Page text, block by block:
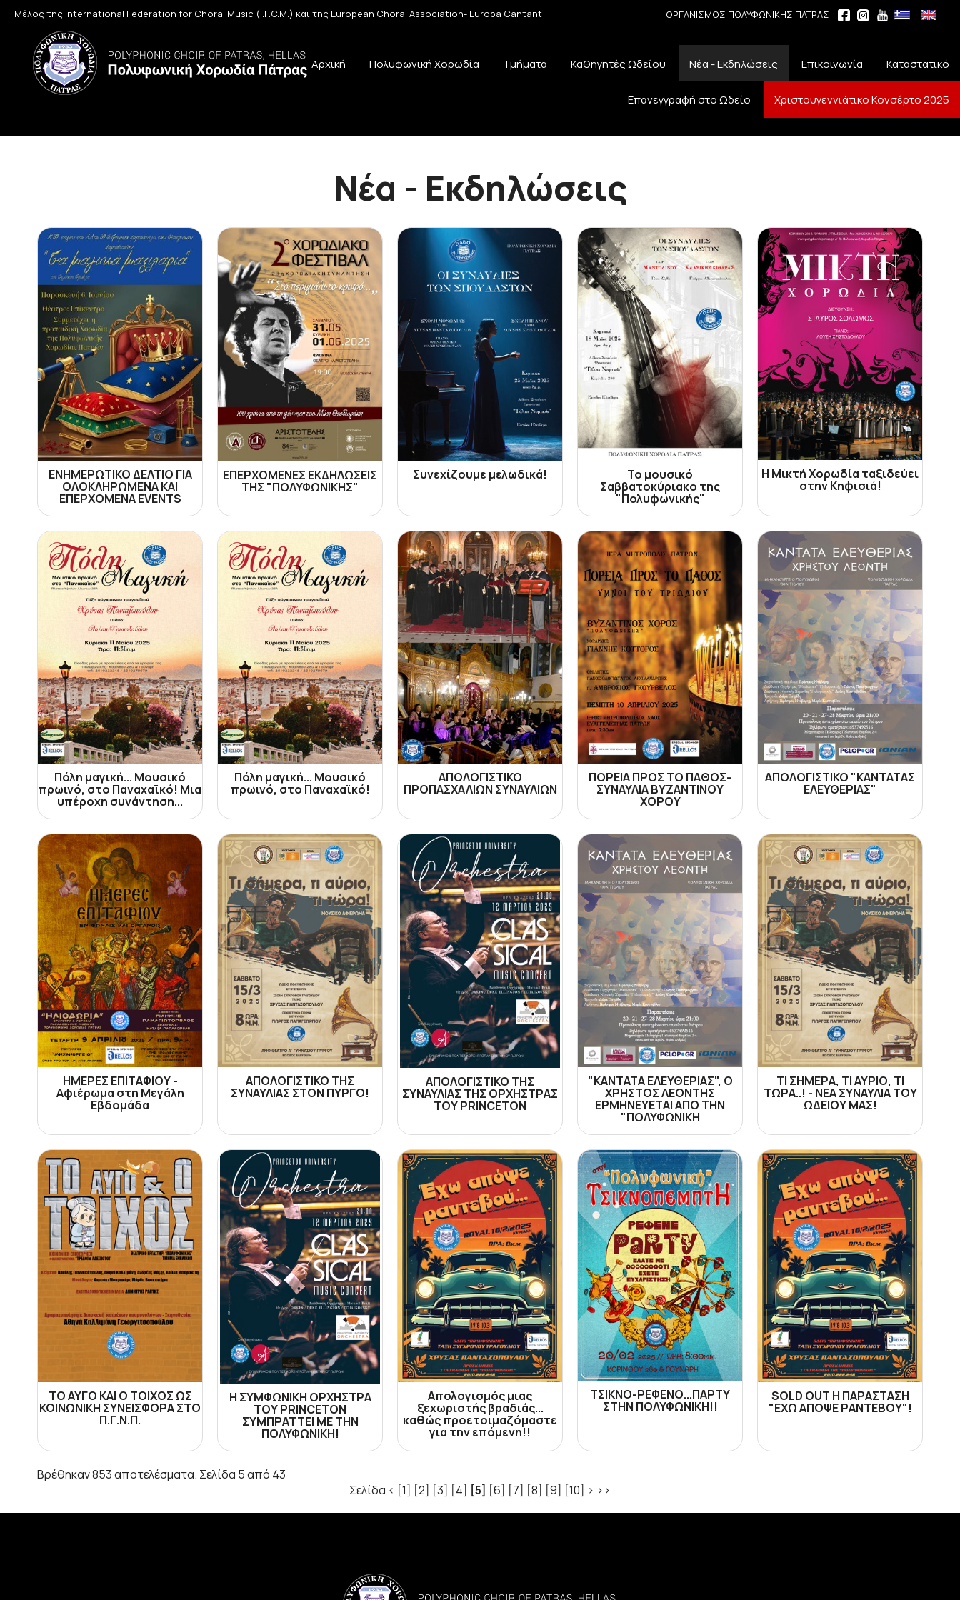
ΟΡΓΑΝΙΣΜΟΣ ΠΟΛΥΦΩΝΙΚΗΣ ΠΑΤΡΑΣ
Μέλος της International Federation for Choral Music (I.F.C.M.) και της European Choral Association- Europa Cantant
Αρχική Πολυφωνική Χορωδία Τμήματα Καθηγητές Ωδείου Νέα - Εκδηλώσεις Επικοινωνία Καταστατικό
Επανεγγραφή στο Ωδείο Χριστουγεννιάτικο Κονσέρτο 2025
Νέα - Εκδηλώσεις
ΕΝΗΜΕΡΩΤΙΚΟ ΔΕΛΤΙΟ ΓΙΑ
ΟΛΟΚΛΗΡΩΜΕΝΑ ΚΑΙ
ΕΠΕΡΧΟΜΕΝΑ EVENTS
ΕΠΕΡΧΟΜΕΝΕΣ ΕΚΔΗΛΩΣΕΙΣ
ΤΗΣ "ΠΟΛΥΦΩΝΙΚΗΣ"
Συνεχίζουμε μελωδικά! Το μουσικό
Σαββατοκύριακο της
"Πολυφωνικής"
Η Μικτή Χορωδία ταξιδεύει
στην Κηφισιά!
Πόλη μαγική... Μουσικό
πρωινό, στο Παναχαϊκό! Μια
υπέροχη συνάντηση...
Πόλη μαγική... Μουσικό
πρωινό, στο Παναχαϊκό!
ΑΠΟΛΟΓΙΣΤΙΚΟ
ΠΡΟΠΑΣΧΑΛΙΩΝ ΣΥΝΑΥΛΙΩΝ
ΠΟΡΕΙΑ ΠΡΟΣ ΤΟ ΠΑΘΟΣ-
ΣΥΝΑΥΛΙΑ ΒΥΖΑΝΤΙΝΟΥ
ΧΟΡΟΥ
ΑΠΟΛΟΓΙΣΤΙΚΟ "ΚΑΝΤΑΤΑΣ
ΕΛΕΥΘΕΡΙΑΣ"
ΗΜΕΡΕΣ ΕΠΙΤΑΦΙΟΥ -
Αφιέρωμα στη Μεγάλη
Εβδομάδα
ΑΠΟΛΟΓΙΣΤΙΚΟ ΤΗΣ
ΣΥΝΑΥΛΙΑΣ ΣΤΟΝ ΠΥΡΓΟ!
ΑΠΟΛΟΓΙΣΤΙΚΟ ΤΗΣ
ΣΥΝΑΥΛΙΑΣ ΤΗΣ ΟΡΧΗΣΤΡΑΣ
ΤΟΥ PRINCETON
"ΚΑΝΤΑΤΑ ΕΛΕΥΘΕΡΙΑΣ", Ο
ΧΡΗΣΤΟΣ ΛΕΟΝΤΗΣ
ΕΡΜΗΝΕΥΕΤΑΙ ΑΠΟ ΤΗΝ
"ΠΟΛΥΦΩΝΙΚΗ
ΤΙ ΣΗΜΕΡΑ, ΤΙ ΑΥΡΙΟ, ΤΙ
ΤΩΡΑ..! - ΝΕΑ ΣΥΝΑΥΛΙΑ ΤΟΥ
ΩΔΕΙΟΥ ΜΑΣ!
ΤΟ ΑΥΓΟ ΚΑΙ Ο ΤΟΙΧΟΣ ΩΣ
ΚΟΙΝΩΝΙΚΗ ΣΥΝΕΙΣΦΟΡΑ ΣΤΟ
Π.Γ.Ν.Π.
Η ΣΥΜΦΩΝΙΚΗ ΟΡΧΗΣΤΡΑ
ΤΟΥ PRINCETON
ΣΥΜΠΡΑΤΤΕΙ ΜΕ ΤΗΝ
ΠΟΛΥΦΩΝΙΚΗ!
Απολογισμός μιας
ξεχωριστής βραδιάς...
καθώς προετοιμαζόμαστε
για την επόμενη!!
ΤΣΙΚΝΟ-ΡΕΦΕΝΟ...ΠΑΡΤΥ
ΣΤΗΝ ΠΟΛΥΦΩΝΙΚΗ!!
SOLD OUT Η ΠΑΡΑΣΤΑΣΗ
"ΕΧΩ ΑΠΟΨΕ ΡΑΝΤΕΒΟΥ"!
Βρέθηκαν 853 αποτελέσματα. Σελίδα 5 από 43
Σελίδα < [1] [2] [3] [4] [5] [6] [7] [8] [9] [10] > >>